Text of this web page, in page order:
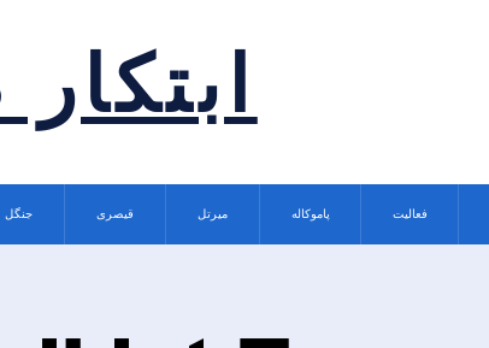
جنگل قیصری میرتل پاموکاله فعالیت